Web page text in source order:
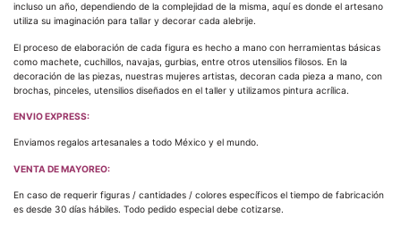
incluso un año, dependiendo de la complejidad de la misma, aquí es donde el artesano
utiliza su imaginación para tallar y decorar cada alebrije.
El proceso de elaboración de cada figura es hecho a mano con herramientas básicas
como machete, cuchillos, navajas, gurbias, entre otros utensilios filosos. En la
decoración de las piezas, nuestras mujeres artistas, decoran cada pieza a mano, con
brochas, pinceles, utensilios diseñados en el taller y utilizamos pintura acrílica.
ENVIO EXPRESS:
Enviamos regalos artesanales a todo México y el mundo.
VENTA DE MAYOREO:
En caso de requerir figuras / cantidades / colores específicos el tiempo de fabricación
es desde 30 días hábiles. Todo pedido especial debe cotizarse.